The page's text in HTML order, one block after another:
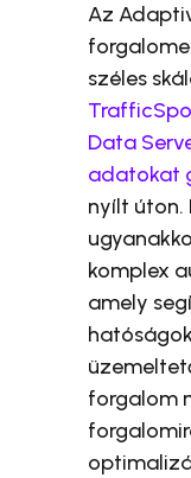
Az
széles
Data
adatokat
nyílt úton.
komplex
amely
forgalom